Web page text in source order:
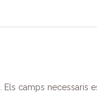
Els camps necessaris